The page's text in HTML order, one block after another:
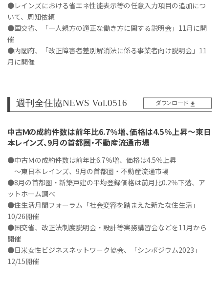
●レインズにおける省エネ性能表示等の任意入力項目の追加につ
いて、周知依頼
●国交省、「一人親方の適正な働き方に関する説明会」11月に開
催
●内閣府、「改正障害者差別解消法に係る事業者向け説明会」11
月に開催
週刊全住協NEWS Vol.0516 ダウンロード
中古Ｍの成約件数は前年比6.7％増、価格は4.5％上昇～東日
本レインズ、9月の首都圏・不動産流通市場
●中古Ｍの成約件数は前年比6.7％増、価格は4.5％上昇
～東日本レインズ、9月の首都圏・不動産流通市場
●8月の首都圏・新築戸建の平均登録価格は前月比0.2％下落、ア
ットホーム調べ
●住生活月間フォーラム「社会変容を踏まえた新たな住生活」
10/26開催
●国交省、改正法制度説明会・設計等実務講習会などを11月から
開催
●日米女性ビジネスネットワーク協会、「シンポジウム2023」
12/15開催